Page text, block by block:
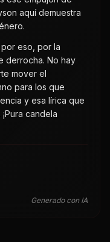
aquí demuestra
eso, por la
derrocha. No hay
mover el
para los que
y esa lírica que
candela
Generado con IA